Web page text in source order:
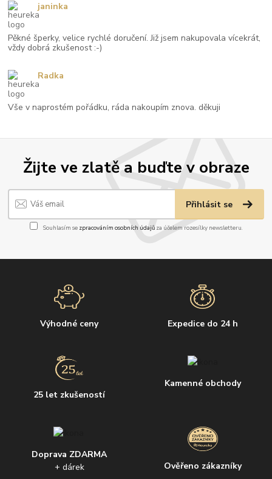
Žijte ve zlatě a buďte v obraze
Přihlásit se
Souhlasím se zpracováním osobních údajůza účelem rozesílky newsletteru.
Výhodné ceny Expedice do 24 h
25 let zkušeností
Kamenné obchody
Doprava ZDARMA
+ dárek
Ověřeno zákazníky
Pěkné šperky, velice rychlé doručení. Již jsem nakupovala vícekrát,
vždy dobrá zkušenost :-)
janinka
Vše v naprostém pořádku, ráda nakoupím znova. děkuji
Radka